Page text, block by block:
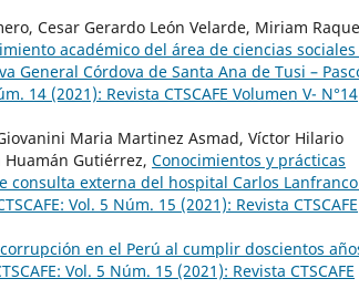
Cesar Gerardo León Velarde, Miriam
académico del área de ciencias sociales
Córdova de Santa Ana de Tusi –
14 (2021): Revista CTSCAFE Volumen V- N°14
Maria Martinez Asmad, Víctor Hilario
Huamán Gutiérrez, Conocimientos y prácticas
externa del hospital Carlos Lanfranco
Vol. 5 Núm. 15 (2021): Revista CTSCAFE
en el Perú al cumplir doscientos
Vol. 5 Núm. 15 (2021): Revista CTSCAFE